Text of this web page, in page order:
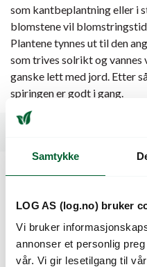
Samtykke
LOG AS (log.no) bruker
Vi bruker
annonser et personlig
vår. Vi gir lesetilgang til
som kantbeplantning eller i
blomstene vil
Plantene tynnes ut til den
som trives solrikt og vannes
ganske lett med jord. Etter
spiringen er godt i gang.